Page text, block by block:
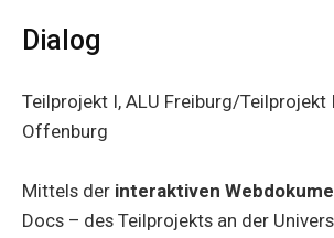
Dialog
Teilprojekt I, ALU Freiburg/Teilprojekt
Offenburg
Mittels der interaktiven
Docs – des Teilprojekts an der